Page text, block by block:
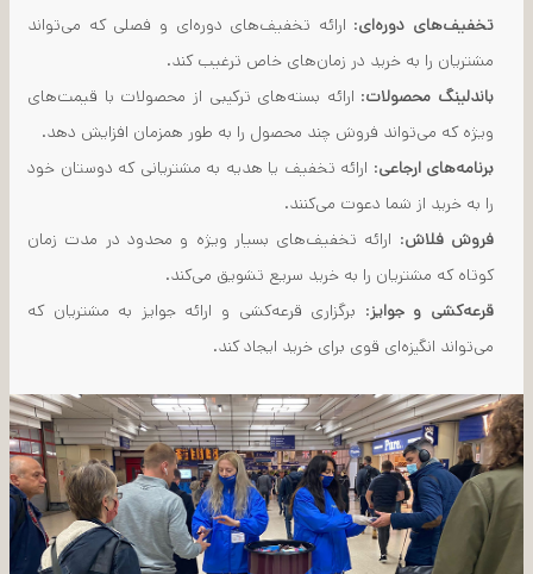
تخفیف‌های دوره‌ای: ارائه تخفیف‌های دوره‌ای و فصلی که می‌تواند
مشتریان را به خرید در زمان‌های خاص ترغیب کند.
باندلینگ محصولات: ارائه بسته‌های ترکیبی از محصولات با قیمت‌های
ویژه که می‌تواند فروش چند محصول را به طور همزمان افزایش دهد.
برنامه‌های ارجاعی: ارائه تخفیف یا هدیه به مشتریانی که دوستان خود
را به خرید از شما دعوت می‌کنند.
فروش فلاش: ارائه تخفیف‌های بسیار ویژه و محدود در مدت زمان
کوتاه که مشتریان را به خرید سریع تشویق می‌کند.
قرعه‌کشی و جوایز: برگزاری قرعه‌کشی و ارائه جوایز به مشتریان که
می‌تواند انگیزه‌ای قوی برای خرید ایجاد کند.